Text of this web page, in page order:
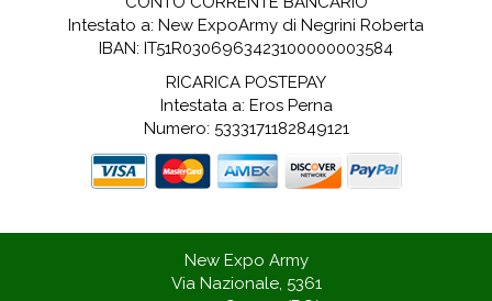
Intestato a: New ExpoArmy di Negrini Roberta
IBAN: IT51R0306963423100000003584
RICARICA POSTEPAY
Intestata a: Eros Perna
Numero: 5333171182849121
New Expo Army
Via Nazionale, 5361